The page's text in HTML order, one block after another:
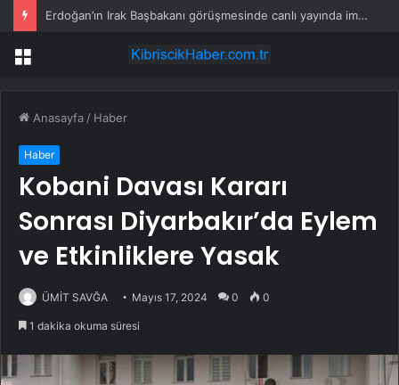
Erdoğan’ın Irak Başbakanı görüşmesinde canlı yayında imza krizi
Menü
Anasayfa / Haber
Haber
Kobani Davası Kararı
Sonrası Diyarbakır’da Eylem
ve Etkinliklere Yasak
ÜMİT SAVĞA Mayıs 17, 2024 0 0
1 dakika okuma süresi